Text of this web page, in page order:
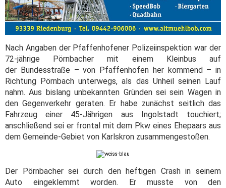
Nach Angaben der Pfaffenhofener Polizeiinspektion war der
72-jährige Pörnbacher mit einem Kleinbus auf
der Bundesstraße – von Pfaffenhofen her kommend – in
Richtung Pörnbach unterwegs, als das Unheil seinen Lauf
nahm. Aus bislang unbekannten Gründen sei sein Wagen in
den Gegenverkehr geraten. Er habe zunächst seitlich das
Fahrzeug einer 45-Jährigen aus Ingolstadt touchiert;
anschließend sei er frontal mit dem Pkw eines Ehepaars aus
dem Gemeinde-Gebiet von Karlskron zusammengestoßen.
Der Pörnbacher sei durch den heftigen Crash in seinem
Auto eingeklemmt worden. Er musste von den